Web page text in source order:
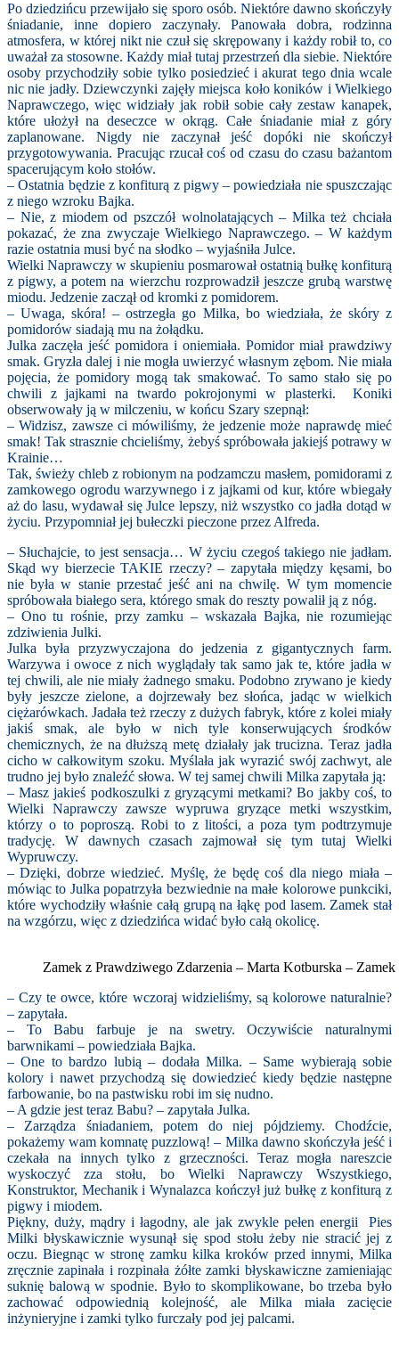
Po dziedzińcu przewijało się sporo osób. Niektóre dawno skończyły
śniadanie, inne dopiero zaczynały. Panowała dobra, rodzinna
atmosfera, w której nikt nie czuł się skrępowany i każdy robił to, co
uważał za stosowne. Każdy miał tutaj przestrzeń dla siebie. Niektóre
osoby przychodziły sobie tylko posiedzieć i akurat tego dnia wcale
nic nie jadły. Dziewczynki zajęły miejsca koło koników i Wielkiego
Naprawczego, więc widziały jak robił sobie cały zestaw kanapek,
które ułożył na deseczce w okrąg. Całe śniadanie miał z góry
zaplanowane. Nigdy nie zaczynał jeść dopóki nie skończył
przygotowywania. Pracując rzucał coś od czasu do czasu bażantom
spacerującym koło stołów.
– Ostatnia będzie z konfiturą z pigwy – powiedziała nie spuszczając
z niego wzroku Bajka.
– Nie, z miodem od pszczół wolnolatających – Milka też chciała
pokazać, że zna zwyczaje Wielkiego Naprawczego. – W każdym
razie ostatnia musi być na słodko – wyjaśniła Julce.
Wielki Naprawczy w skupieniu posmarował ostatnią bułkę konfiturą
z pigwy, a potem na wierzchu rozprowadził jeszcze grubą warstwę
miodu. Jedzenie zaczął od kromki z pomidorem.
– Uwaga, skóra! – ostrzegła go Milka, bo wiedziała, że skóry z
pomidorów siadają mu na żołądku.
Julka zaczęła jeść pomidora i oniemiała. Pomidor miał prawdziwy
smak. Gryzła dalej i nie mogła uwierzyć własnym zębom. Nie miała
pojęcia, że pomidory mogą tak smakować. To samo stało się po
chwili z jajkami na twardo pokrojonymi w plasterki. Koniki
obserwowały ją w milczeniu, w końcu Szary szepnął:
– Widzisz, zawsze ci mówiliśmy, że jedzenie może naprawdę mieć
smak! Tak strasznie chcieliśmy, żebyś spróbowała jakiejś potrawy w
Krainie…
Tak, świeży chleb z robionym na podzamczu masłem, pomidorami z
zamkowego ogrodu warzywnego i z jajkami od kur, które wbiegały
aż do lasu, wydawał się Julce lepszy, niż wszystko co jadła dotąd w
życiu. Przypomniał jej bułeczki pieczone przez Alfreda.
– Słuchajcie, to jest sensacja… W życiu czegoś takiego nie jadłam.
Skąd wy bierzecie TAKIE rzeczy? – zapytała między kęsami, bo
nie była w stanie przestać jeść ani na chwilę. W tym momencie
spróbowała białego sera, którego smak do reszty powalił ją z nóg.
– Ono tu rośnie, przy zamku – wskazała Bajka, nie rozumiejąc
zdziwienia Julki.
Julka była przyzwyczajona do jedzenia z gigantycznych farm.
Warzywa i owoce z nich wyglądały tak samo jak te, które jadła w
tej chwili, ale nie miały żadnego smaku. Podobno zrywano je kiedy
były jeszcze zielone, a dojrzewały bez słońca, jadąc w wielkich
ciężarówkach. Jadała też rzeczy z dużych fabryk, które z kolei miały
jakiś smak, ale było w nich tyle konserwujących środków
chemicznych, że na dłuższą metę działały jak trucizna. Teraz jadła
cicho w całkowitym szoku. Myślała jak wyrazić swój zachwyt, ale
trudno jej było znaleźć słowa. W tej samej chwili Milka zapytała ją:
– Masz jakieś podkoszulki z gryzącymi metkami? Bo jakby coś, to
Wielki Naprawczy zawsze wypruwa gryzące metki wszystkim,
którzy o to poproszą. Robi to z litości, a poza tym podtrzymuje
tradycję. W dawnych czasach zajmował się tym tutaj Wielki
Wypruwczy.
– Dzięki, dobrze wiedzieć. Myślę, że będę coś dla niego miała –
mówiąc to Julka popatrzyła bezwiednie na małe kolorowe punkciki,
które wychodziły właśnie całą grupą na łąkę pod lasem. Zamek stał
na wzgórzu, więc z dziedzińca widać było całą okolicę.
Zamek z Prawdziwego Zdarzenia – Marta Kotburska –
– Czy te owce, które wczoraj widzieliśmy, są kolorowe naturalnie?
– zapytała.
– To Babu farbuje je na swetry. Oczywiście naturalnymi
barwnikami – powiedziała Bajka.
– One to bardzo lubią – dodała Milka. – Same wybierają sobie
kolory i nawet przychodzą się dowiedzieć kiedy będzie następne
farbowanie, bo na pastwisku robi im się nudno.
– A gdzie jest teraz Babu? – zapytała Julka.
– Zarządza śniadaniem, potem do niej pójdziemy. Chodźcie,
pokażemy wam komnatę puzzlową! – Milka dawno skończyła jeść i
czekała na innych tylko z grzeczności. Teraz mogła nareszcie
wyskoczyć zza stołu, bo Wielki Naprawczy Wszystkiego,
Konstruktor, Mechanik i Wynalazca kończył już bułkę z konfiturą z
pigwy i miodem.
Piękny, duży, mądry i łagodny, ale jak zwykle pełen energii Pies
Milki błyskawicznie wysunął się spod stołu żeby nie stracić jej z
oczu. Biegnąc w stronę zamku kilka kroków przed innymi, Milka
zręcznie zapinała i rozpinała żółte zamki błyskawiczne zamieniając
suknię balową w spodnie. Było to skomplikowane, bo trzeba było
zachować odpowiednią kolejność, ale Milka miała zacięcie
inżynieryjne i zamki tylko furczały pod jej palcami.